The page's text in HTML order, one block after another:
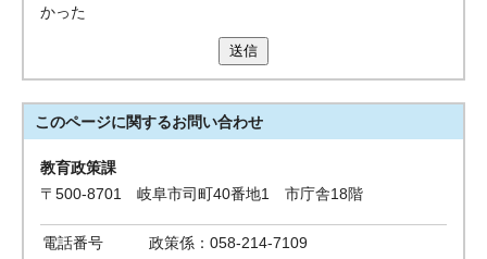
かった
送信
このページに関するお問い合わせ
教育政策課
〒500-8701 岐阜市司町40番地1 市庁舎18階
電話番号
政策係：058-214-7109